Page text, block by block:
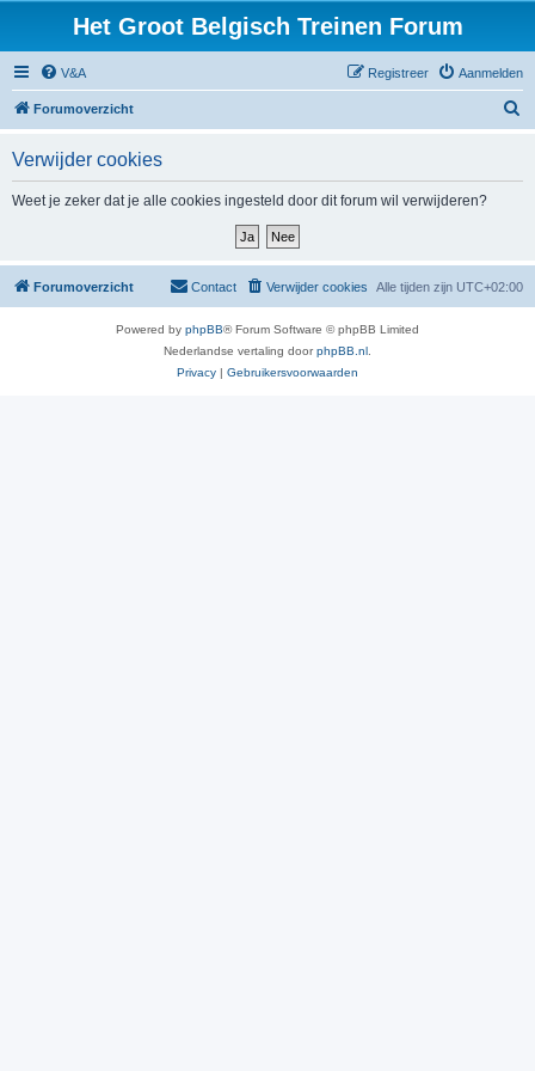
Het Groot Belgisch Treinen Forum
V&A Aanmelden
Registreer
Forumoverzicht
Verwijder cookies
Weet je zeker dat je alle cookies ingesteld door dit forum wil verwijderen?
Forumoverzicht Alle tijden zijn UTC+02:00
Verwijder cookies
Contact
Powered by phpBB® Forum Software © phpBB Limited
Nederlandse vertaling doorphpBB.nl
Privacy | Gebruikersvoorwaarden